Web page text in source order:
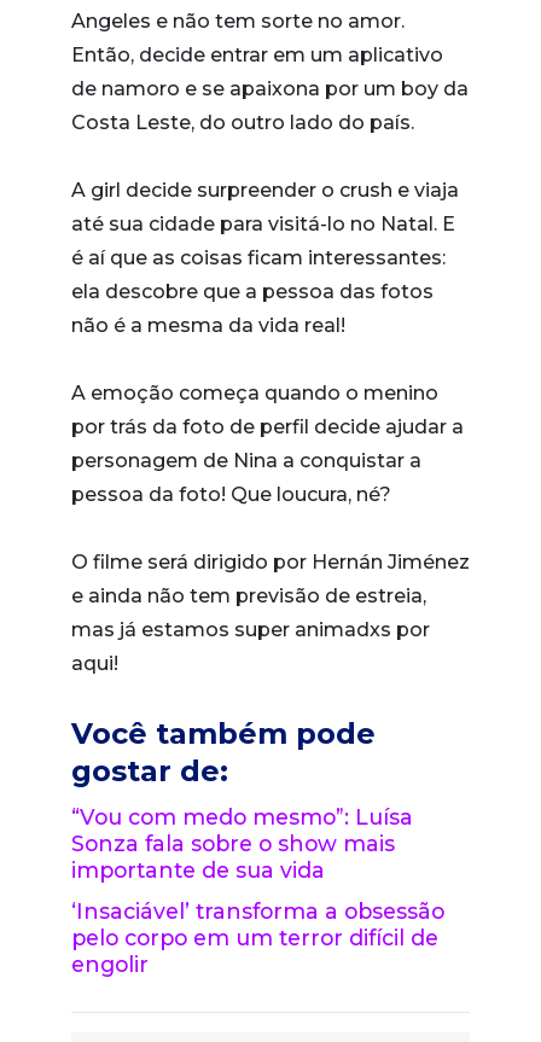
Angeles e não tem sorte no amor.
Então, decide entrar em um aplicativo
de namoro e se apaixona por um boy da
Costa Leste, do outro lado do país.
A girl decide surpreender o crush e viaja
até sua cidade para visitá-lo no Natal. E
é aí que as coisas ficam interessantes:
ela descobre que a pessoa das fotos
não é a mesma da vida real!
A emoção começa quando o menino
por trás da foto de perfil decide ajudar a
personagem de Nina a conquistar a
pessoa da foto! Que loucura, né?
O filme será dirigido por Hernán Jiménez
e ainda não tem previsão de estreia,
mas já estamos super animadxs por
aqui!
Você também pode
gostar de:
“Vou com medo mesmo”: Luísa
Sonza fala sobre o show mais
importante de sua vida
‘Insaciável’ transforma a obsessão
pelo corpo em um terror difícil de
engolir